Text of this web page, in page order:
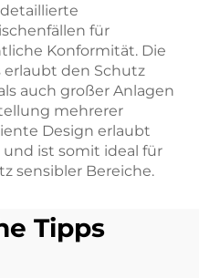
für
Konformität. Die
erlaubt den Schutz
auch großer Anlagen
mehrerer
Design erlaubt
ist somit ideal für
sensibler Bereiche.
Tipps